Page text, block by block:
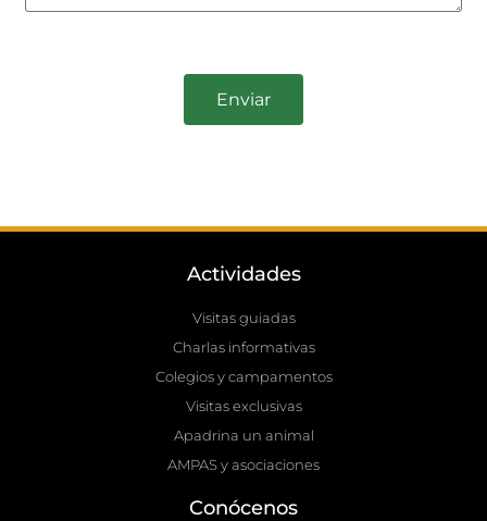
Enviar
Actividades
Visitas guiadas
Charlas informativas
Colegios y campamentos
Visitas exclusivas
Apadrina un animal
AMPAS y asociaciones
Conócenos